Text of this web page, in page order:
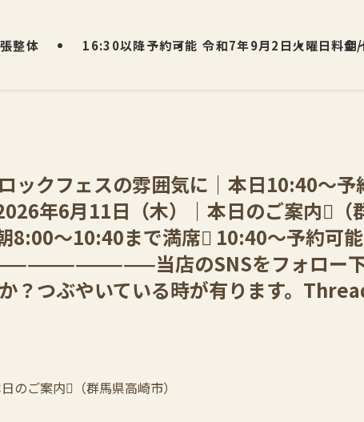
整体 16:30以降予約可能 令和7年9月2日火曜日 朝
料金
ロックフェスの雰囲気に｜本日10:40〜
年6月11日（木）｜本日のご案内（
8:00〜10:40まで満席 10:40〜予約可
当店のSNSをフォロー下
？つぶやいている時が有ります。
のご案内（群馬県高崎市）